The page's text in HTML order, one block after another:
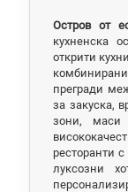
Остров от
кухненска
открити
прегради
за закуска,
зони, маси
ресторанти
луксозни